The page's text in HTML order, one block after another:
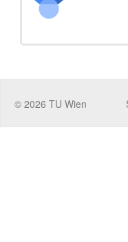
© 2026 TU Wien